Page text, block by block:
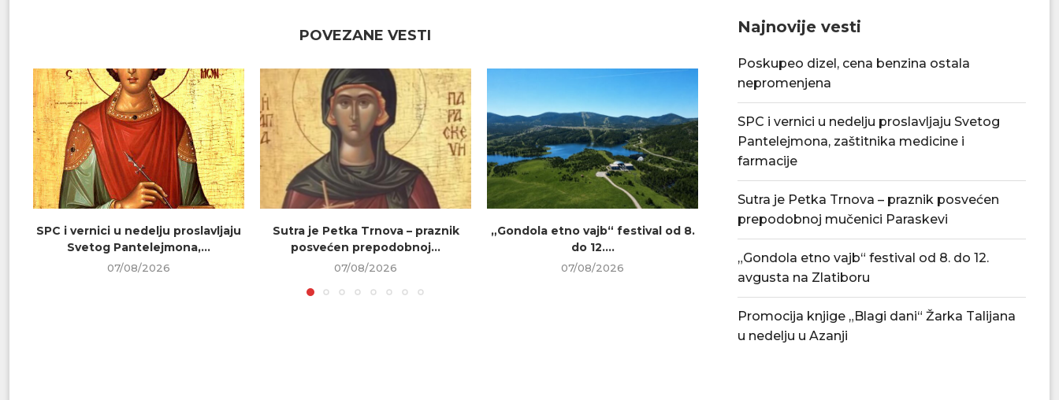
POVEZANE VESTI
SPC i vernici u nedelju proslavljaju
Svetog Pantelejmona,...
07/08/2026
Sutra je Petka Trnova – praznik
posvećen prepodobnoj...
07/08/2026
„Gondola etno vajb“ festival od 8.
do 12....
07/08/2026 07/08/2026
Najnovije vesti
Poskupeo dizel, cena benzina ostala
nepromenjena
SPC i vernici u nedelju proslavljaju Svetog
Pantelejmona, zaštitnika medicine i
farmacije
Sutra je Petka Trnova – praznik posvećen
prepodobnoj mučenici Paraskevi
„Gondola etno vajb“ festival od 8. do 12.
avgusta na Zlatiboru
Promocija knjige „Blagi dani“ Žarka Talijana
u nedelju u Azanji